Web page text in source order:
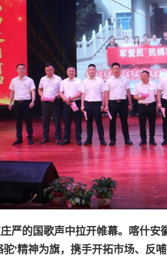
严的国歌声中拉开帷幕。喀什
驼’精神为旗，携手开拓市场、反